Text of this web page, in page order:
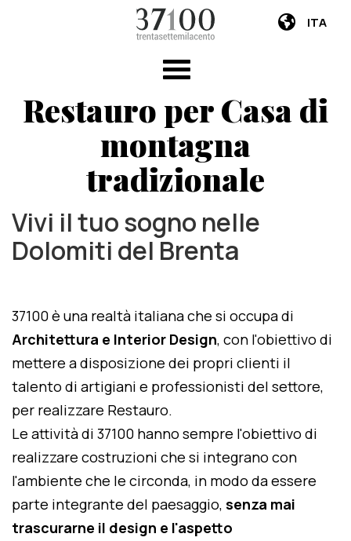
ITA
Restauro per Casa di
montagna
tradizionale
Vivi il tuo sogno nelle
Dolomiti del Brenta
37100 è una realtà italiana che si occupa di
Architettura e Interior Design, con l'obiettivo di
mettere a disposizione dei propri clienti il
talento di artigiani e professionisti del settore,
per realizzare Restauro.
Le attività di 37100 hanno sempre l'obiettivo di
realizzare costruzioni che si integrano con
l'ambiente che le circonda, in modo da essere
parte integrante del paesaggio, senza mai
trascurarne il design e l'aspetto